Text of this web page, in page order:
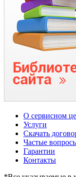
О сервисном
Услуги
Скачать
Частые
Гарантии
Контакты